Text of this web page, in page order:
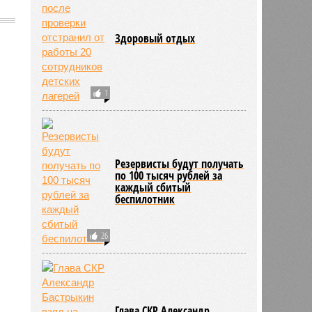
1
Здоровый отдых
26
Резервисты будут получать
по 100 тысяч рублей за
каждый сбитый
беспилотник